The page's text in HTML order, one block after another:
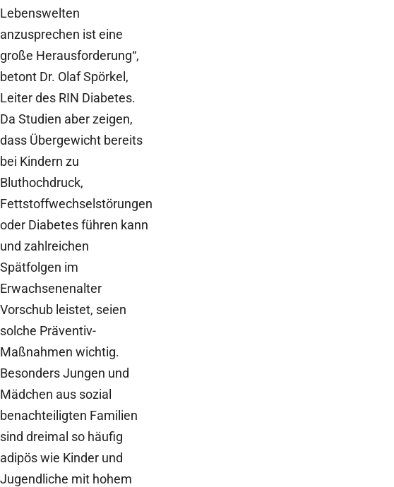
Lebenswelten
anzusprechen ist eine
große Herausforderung“,
betont Dr. Olaf Spörkel,
Leiter des RIN Diabetes.
Da Studien aber zeigen,
dass Übergewicht bereits
bei Kindern zu
Bluthochdruck,
Fettstoffwechselstörungen
oder Diabetes führen kann
und zahlreichen
Spätfolgen im
Erwachsenenalter
Vorschub leistet, seien
solche Präventiv-
Maßnahmen wichtig.
Besonders Jungen und
Mädchen aus sozial
benachteiligten Familien
sind dreimal so häufig
adipös wie Kinder und
Jugendliche mit hohem